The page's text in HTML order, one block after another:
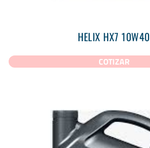
HELIX HX7 10W40
COTIZAR